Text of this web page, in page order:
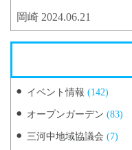
岡崎 2024.06.21
イベント情報 (142)
オープンガーデン (83)
三河中地域協議会 (7)